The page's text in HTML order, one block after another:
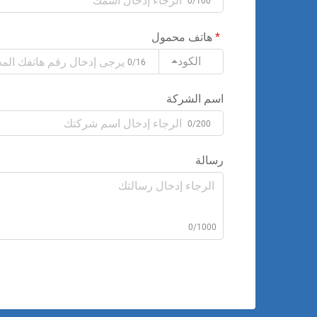
هاتف محمول
الكود
0/16
اسم الشركة
0/200
رسالة
0/1000